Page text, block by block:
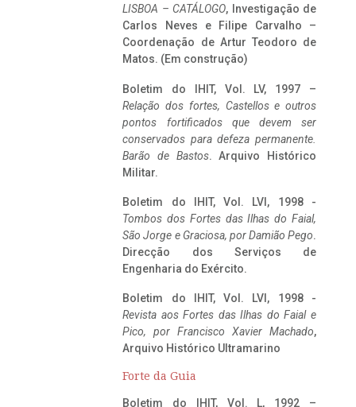
LISBOA – CATÁLOGO, Investigação de
Carlos Neves e Filipe Carvalho –
Coordenação de Artur Teodoro de
Matos. (Em construção)
Boletim do IHIT, Vol. LV, 1997 –
Relação dos fortes, Castellos e outros
pontos fortificados que devem ser
conservados para defeza permanente.
Barão de Bastos. Arquivo Histórico
Militar.
Boletim do IHIT, Vol. LVI, 1998 -
Tombos dos Fortes das Ilhas do Faial,
São Jorge e Graciosa, por Damião Pego.
Direcção dos Serviços de
Engenharia do Exército.
Boletim do IHIT, Vol. LVI, 1998 -
Revista aos Fortes das Ilhas do Faial e
Pico, por Francisco Xavier Machado,
Arquivo Histórico Ultramarino
Forte da Guia
Boletim do IHIT, Vol. L, 1992 –